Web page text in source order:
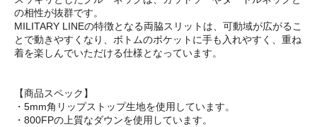
の相性が抜群です。
MILITARY LINEの特徴となる両脇スリットは、可動域が広がるこ
とで動きやすくなり、ボトムのポケットに手も入れやすく、重ね
着を楽しんでいただける仕様となっています。
【商品スペック】
・5mm角リップストップ生地を使用しています。
・800FPの上質なダウンを使用しています。